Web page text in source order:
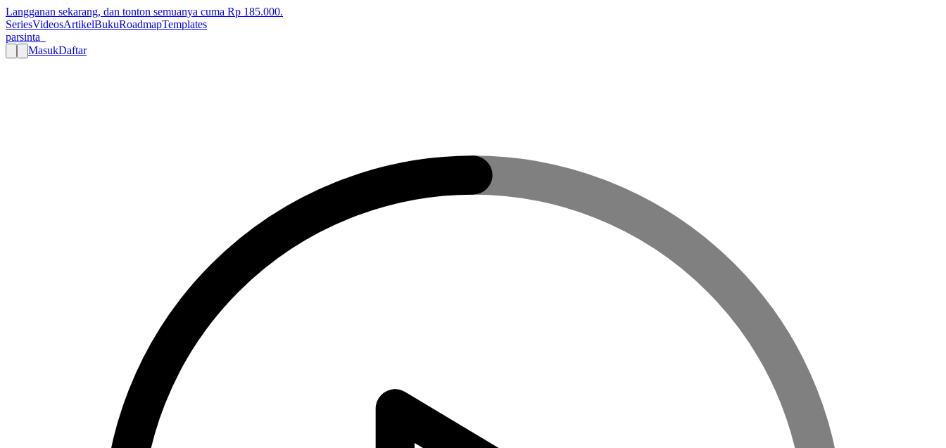
Langganan sekarang, dan tonton semuanya cuma Rp 185.000.
SeriesVideosArtikelBukuRoadmapTemplates
parsinta_
MasukDaftar